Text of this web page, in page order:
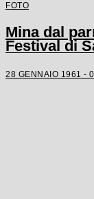
FOTO
Mina dal
Festival di
28 GENNAIO 1961 -